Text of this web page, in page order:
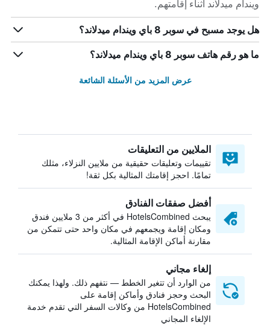
ويندام ميدلاند أثناء إقامتهم.
هل يوجد مسبح في سوبر 8 باي ويندام ميدلاند؟
ما هو رقم هاتف سوبر 8 باي ويندام ميدلاند؟
عرض المزيد من الأسئلة الشائعة
الملايين من التعليقات
تقييمات وتعليقات حقيقية من ملايين النزلاء، مثلك
تمامًا. احجز إقامتك المثالية بكل ثقة!
أفضل صفقات الفنادق
يبحث HotelsCombined في أكثر من 3 ملايين فندق
ومكان إقامة ويجمعهم في مكان واحد حتى تتمكن من
مقارنة أماكن الإقامة المثالية.
إلغاء مجاني
من الوارد أن تتغير الخطط — نتفهم ذلك. ولهذا يمكنك
البحث وحجز فنادق وأماكن إقامة على
HotelsCombined من وكالات السفر التي تقدم خدمة
الإلغاء المجاني